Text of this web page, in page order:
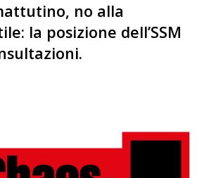
no alla
la posizione dell’SSM